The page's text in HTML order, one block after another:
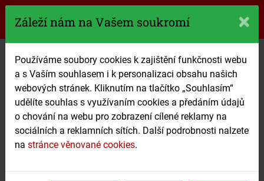
770 61 61 61
FRYDL Servis
Jsme řemeslníci každodenní potřeby. Jsme
tu pro Vásnon-stop!
770 61 61 61
Začneme ještě dnes.
Záleží nám na Vašem soukromí
Používáme soubory cookies k zajištění funkčnosti webu
a s Vaším souhlasem i k personalizaci obsahu našich
webových stránek. Kliknutím na tlačítko „Souhlasím“
udělíte souhlas s využívaním cookies a předáním údajů
o chování na webu pro zobrazení cílené reklamy na
sociálních a reklamních sítích. Další podrobnosti nalzete
na stránce věnované cookies.